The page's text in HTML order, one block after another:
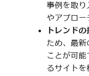
事例を取り
やアプロー
トレンドの
ため、最新
ことが可
るサイトを